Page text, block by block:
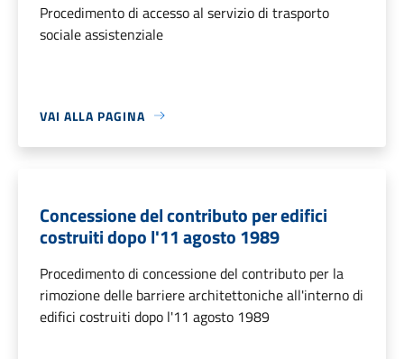
Procedimento di accesso al servizio di trasporto
sociale assistenziale
VAI ALLA PAGINA
Concessione del contributo per edifici
costruiti dopo l'11 agosto 1989
Procedimento di concessione del contributo per la
rimozione delle barriere architettoniche all'interno di
edifici costruiti dopo l'11 agosto 1989